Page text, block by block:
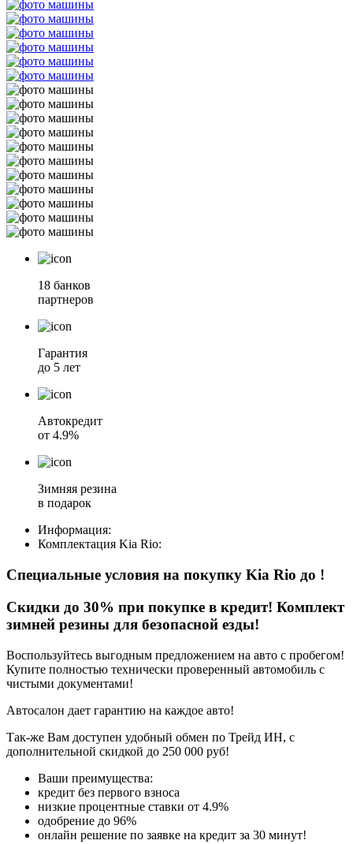
18 банков
партнеров
Гарантия
до 5 лет
Автокредит
от 4.9%
Зимняя резина
в подарок
Информация:
Комплектация Kia Rio:
Специальные условия на покупку Kia Rio до !
Скидки до 30% при покупке в кредит! Комплект
зимней резины для безопасной езды!
Воспользуйтесь выгодным предложением на авто с пробегом!
Купите полностью технически проверенный автомобиль с
чистыми документами!
Автосалон дает гарантию на каждое авто!
Так-же Вам доступен удобный обмен по Трейд ИН, с
дополнительной скидкой до 250 000 руб!
Ваши преимущества:
кредит без первого взноса
низкие процентные ставки от 4.9%
одобрение до 96%
онлайн решение по заявке на кредит за 30 минут!